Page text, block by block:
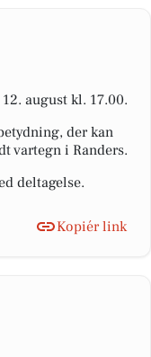
august kl. 17.00.
der kan
vartegn i Randers.
deltagelse.
Kopiér link